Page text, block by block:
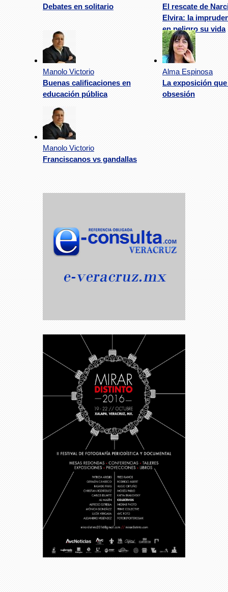
Debates en solitario
El rescate de
Elvira: la
en peligro su vida
Manolo Victorio
Buenas calificaciones en
educación pública
Alma Espinosa
La exposición
obsesión
Manolo Victorio
Franciscanos vs gandallas